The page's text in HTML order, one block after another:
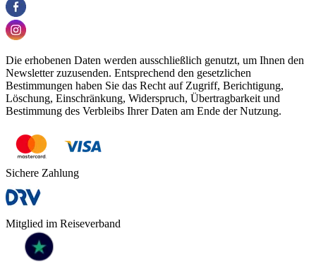
Die erhobenen Daten werden ausschließlich genutzt, um Ihnen den
Newsletter zuzusenden. Entsprechend den gesetzlichen
Bestimmungen haben Sie das Recht auf Zugriff, Berichtigung,
Löschung, Einschränkung, Widerspruch, Übertragbarkeit und
Bestimmung des Verbleibs Ihrer Daten am Ende der Nutzung.
Sichere Zahlung
Mitglied im Reiseverband